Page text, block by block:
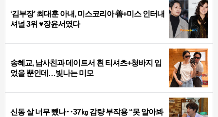
‘김부장’ 최대훈 아내, 미스코리아 善+미스 인터내
셔널 3위 ♥장윤서였다
송혜교, 남사친과 데이트서 흰 티셔츠+청바지 입
었을 뿐인데…빛나는 미모
신동 살 너무 뺐나‥37㎏ 감량 부작용 “못 알아봐